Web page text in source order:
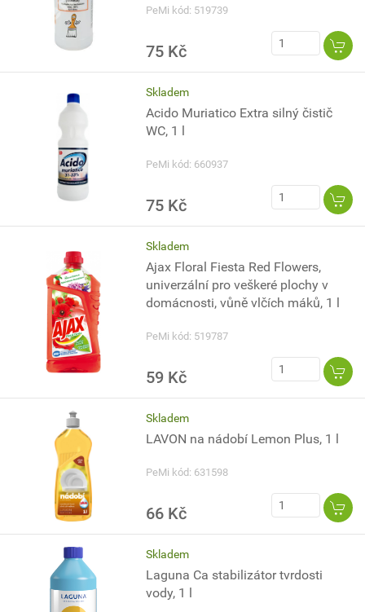
PeMi kód: 519739
75 Kč
Skladem
Acido Muriatico Extra silný čistič
WC, 1 l
PeMi kód: 660937
75 Kč
Skladem
Ajax Floral Fiesta Red Flowers,
univerzální pro veškeré plochy v
domácnosti, vůně vlčích máků, 1 l
PeMi kód: 519787
59 Kč
Skladem
LAVON na nádobí Lemon Plus, 1 l
PeMi kód: 631598
66 Kč
Skladem
Laguna Ca stabilizátor tvrdosti
vody, 1 l